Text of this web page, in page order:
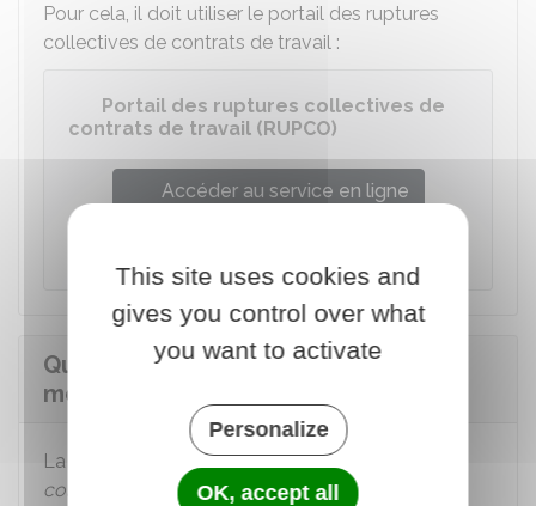
Pour cela, il doit utiliser le portail des ruptures
collectives de contrats de travail :
Portail des ruptures collectives de
contrats de travail (RUPCO)
Accéder au service en ligne
Quelle est la durée du congé de
mobilité d'un salarié ?
La durée du congé est précisée par
collectif
GPECou deRCCqui le met en
This site uses cookies and
gives you control over what
you want to activate
Personalize
OK, accept all